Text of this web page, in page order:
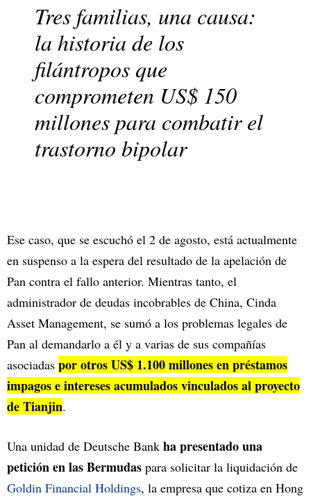
Tres familias, una causa:
la historia de los
filántropos que
comprometen US$ 150
millones para combatir el
trastorno bipolar
Ese caso, que se escuchó el 2 de agosto, está actualmente
en suspenso a la espera del resultado de la apelación de
Pan contra el fallo anterior. Mientras tanto, el
administrador de deudas incobrables de China, Cinda
Asset Management, se sumó a los problemas legales de
Pan al demandarlo a él y a varias de sus compañías
asociadas por otros US$ 1.100 millones en préstamos
impagos e intereses acumulados vinculados al proyecto
de Tianjin.
Una unidad de Deutsche Bank ha presentado una
petición en las Bermudas para solicitar la liquidación de
Goldin Financial Holdings, la empresa que cotiza en Hong